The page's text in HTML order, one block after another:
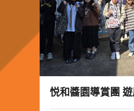
悦和醬園導賞團